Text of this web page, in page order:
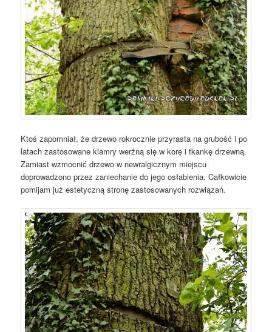
Ktoś zapomniał, że drzewo rokrocznie przyrasta na grubość i po
latach zastosowane klamry werżną się w korę i tkankę drzewną.
Zamiast wzmocnić drzewo w newralgicznym miejscu
doprowadzono przez zaniechanie do jego osłabienia. Całkowicie
pomijam już estetyczną stronę zastosowanych rozwiązań.